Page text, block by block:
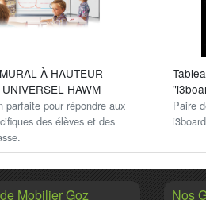
À HAUTEUR
HAWM
parfaite pour répondre aux
des élèves et des
Paire
i3board
Nos
Mobilier Goz